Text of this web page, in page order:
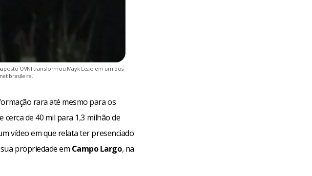
OVNI transformou Mayk Leão em um dos
brasileira.
rara até mesmo para os
cerca de 40 mil para 1,3 milhão de
vídeo em que relata ter presenciado
propriedade em Campo Largo, na